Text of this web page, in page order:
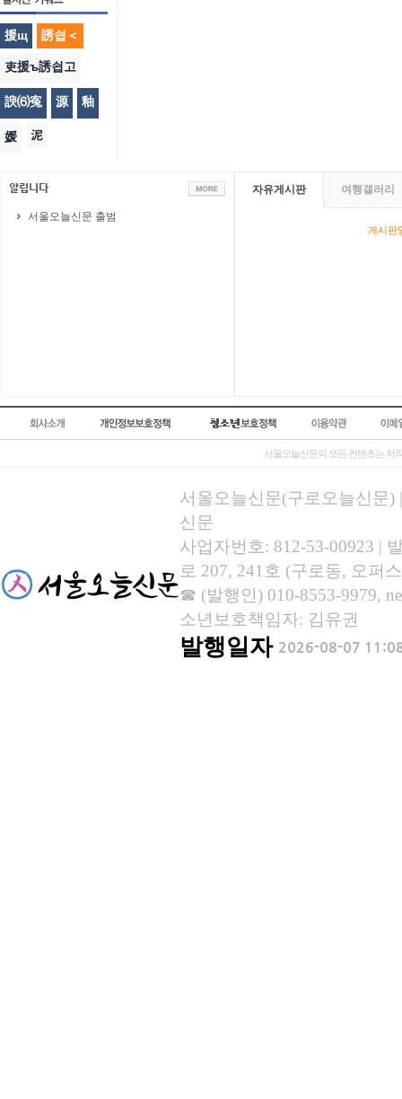
援щ 誘쇱＜
吏援ъ誘쇱고
諛⑹寃 源 釉
媛 泥
서울오늘신문 출범
자유게시판 여행갤러리
게시판
서울오늘신문의 모든 컨텐츠는 저
서울오늘신문(구로오늘신문)
신문
사업자번호: 812-53-00923 |
로 207, 241호 (구로동, 오퍼
☎ (발행인) 010-8553-9979,
소년보호책임자: 김유권
발행일자